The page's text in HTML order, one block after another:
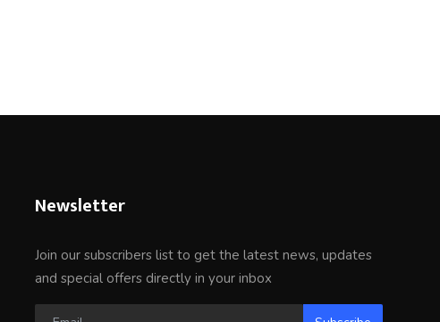
Newsletter
Join our subscribers list to get the latest news, updates
and special offers directly in your inbox